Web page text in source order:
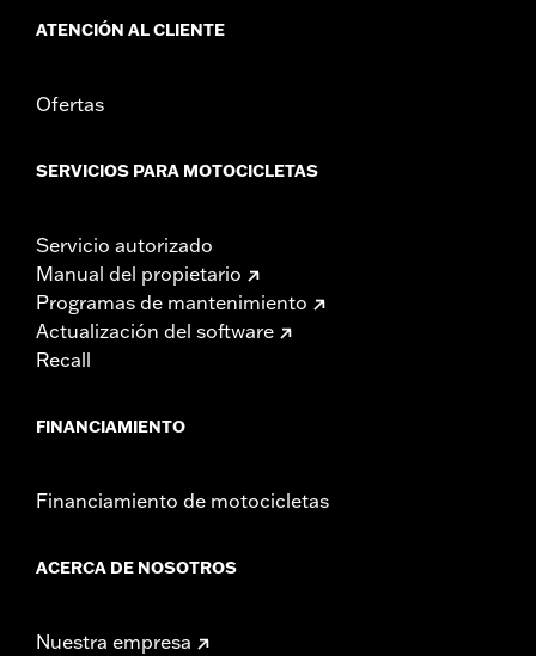
ATENCIÓN AL CLIENTE
Ofertas
SERVICIOS PARA MOTOCICLETAS
Servicio autorizado
Manual del propietario
Programas de mantenimiento
Actualización del software
Recall
FINANCIAMIENTO
Financiamiento de motocicletas
ACERCA DE NOSOTROS
Nuestra empresa